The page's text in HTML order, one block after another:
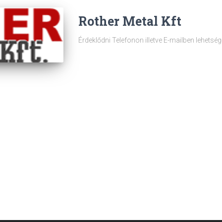
Rother Metal Kft
Érdeklődni Telefonon illetve E-mailben